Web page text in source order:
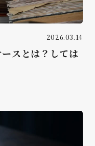
2026.03.14
スとは？しては